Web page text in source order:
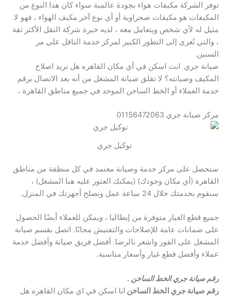
توفر الشركة مكيفات هواء بجودة عالمية سواء كان هذا النوع من
المكيفات هو مكيفات صحراوية أو أي نوع آخر مكيف الهواء ، فهو لا
مثيل له لأي شخص ويتعامل معه ، لديه خبرة شركة النقل الأكثر ثقة
، والتي تُعزى إلى التطور الكبير لمركز خدمة الناقل على مر
السنين.
صيانة جري انت اسكن في أي مكان القاهره هل تريد اصلاح
المكيف وصيانته؟ لا تقلق صيانة المشغل من أنه بعد الاتصال برقم
خدمة العملاء أو الخط الساخن الموحد في جميع مناطق القاهرة ،
مركز صيانة جري 01156472063
توكيل جري
ستحصل على مركز خدمة وصيانة معتمد في كل منطقة من مناطق
القاهرة (أي مكان وجودك) (يمكنك العثور عليه هنا المشغل) ،
سنقوم بخدمتك خلال 24 ساعة عمل ونصلح أجهزتك في المنزل.
جميع قطع الغيار متوفرة من إيطاليا ، ويمكن للعملاء أيضًا الحصول
على ضمانات عامة للإصلاحات والتفتيش مجانًا. اتصل بقسم صيانة
المشغل على الفور واشعر بالرضا. أفضل فريق صيانة وأفضل خدمة
عملاء وأفضل قطع غيار وأسعار مناسبة.
رقم صيانة جري الخط الساخن .
رقم صيانة جري الخط الساخن انا اسكن في اي مكان القاهره هل